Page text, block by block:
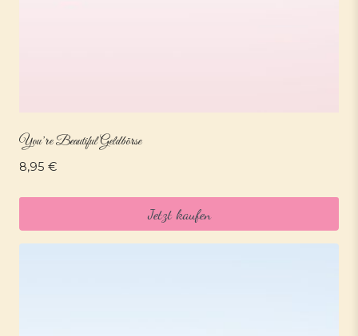
You’re Beautiful Geldbörse
8,95 €
Jetzt kaufen